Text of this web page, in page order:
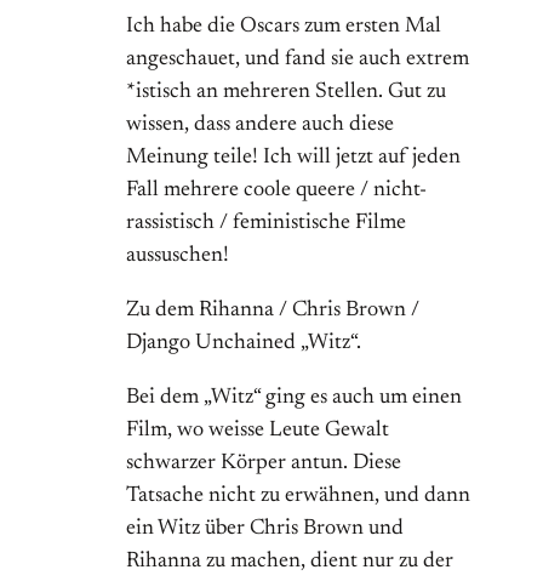
Ich habe die Oscars zum ersten Mal
angeschauet, und fand sie auch extrem
*istisch an mehreren Stellen. Gut zu
wissen, dass andere auch diese
Meinung teile! Ich will jetzt auf jeden
Fall mehrere coole queere / nicht-
rassistisch / feministische Filme
aussuschen!
Zu dem Rihanna / Chris Brown /
Django Unchained „Witz“.
Bei dem „Witz“ ging es auch um einen
Film, wo weisse Leute Gewalt
schwarzer Körper antun. Diese
Tatsache nicht zu erwähnen, und dann
ein Witz über Chris Brown und
Rihanna zu machen, dient nur zu der